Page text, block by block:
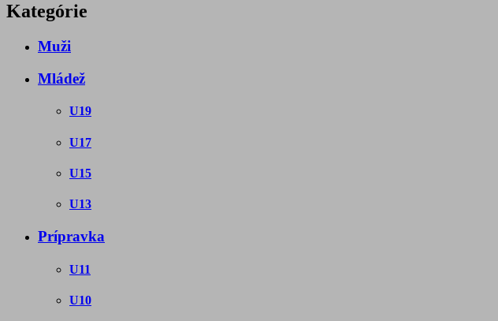
Kategórie
Muži
Mládež
U19
U17
U15
U13
Prípravka
U11
U10